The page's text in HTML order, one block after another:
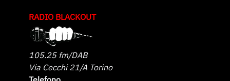
RADIO BLACKOUT
105.25 fm/DAB
Via Cecchi 21/A Torino